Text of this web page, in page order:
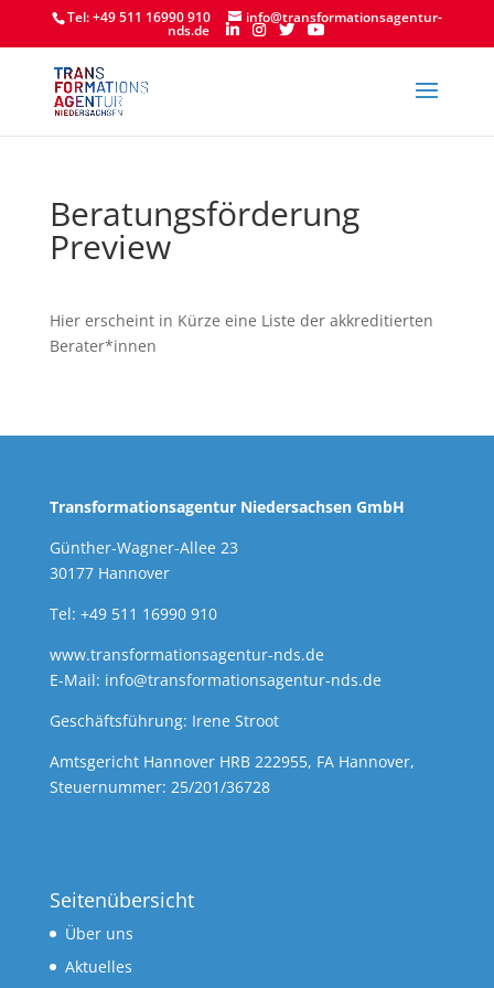
Tel: +49 511 16990 910 info@transformationsagentur-
nds.de
Beratungsförderung
Preview
Hier erscheint in Kürze eine Liste der akkreditierten
Berater*innen
Transformationsagentur Niedersachsen GmbH
Günther-Wagner-Allee 23
30177 Hannover
Tel: +49 511 16990 910
www.transformationsagentur-nds.de
E-Mail: info@transformationsagentur-nds.de
Geschäftsführung: Irene Stroot
Amtsgericht Hannover HRB 222955, FA Hannover,
Steuernummer: 25/201/36728
Seitenübersicht
Über uns
Aktuelles